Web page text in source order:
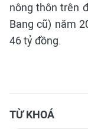
nông thôn trên
Bang cũ) năm
46 tỷ đồng.
TỪ KHOÁ